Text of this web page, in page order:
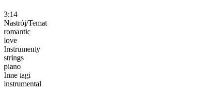
3:14
Nastrój/Temat
romantic
love
Instrumenty
strings
piano
Inne tagi
instrumental